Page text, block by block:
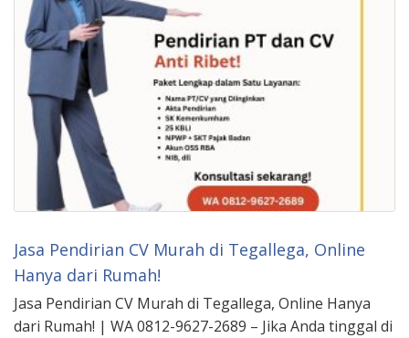
Jasa Pendirian CV Murah di Tegallega, Online
Hanya dari Rumah!
Jasa Pendirian CV Murah di Tegallega, Online Hanya
dari Rumah! | WA 0812-9627-2689 – Jika Anda tinggal di